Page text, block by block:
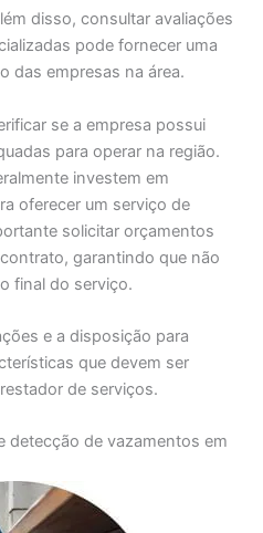
disso, consultar avaliações
pode fornecer uma
das empresas na área.
se a empresa possui
para operar na região.
investem em
oferecer um serviço de
solicitar orçamentos
garantindo que não
final do serviço.
e a disposição para
que devem ser
de serviços.
detecção de vazamentos em